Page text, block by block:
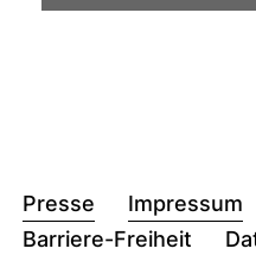
Presse Impressum
Barriere-Freiheit